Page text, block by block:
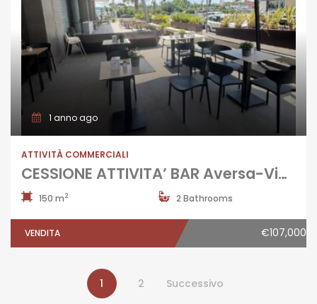
1 anno ago
ATTIVITÀ COMMERCIALI
CESSIONE ATTIVITA’ BAR Aversa-Via Paolo Riverso
150 m2 2 Bathrooms
VENDITA €107,000
1 2 Successivo